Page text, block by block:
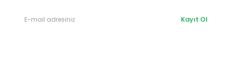
Kayıt Ol